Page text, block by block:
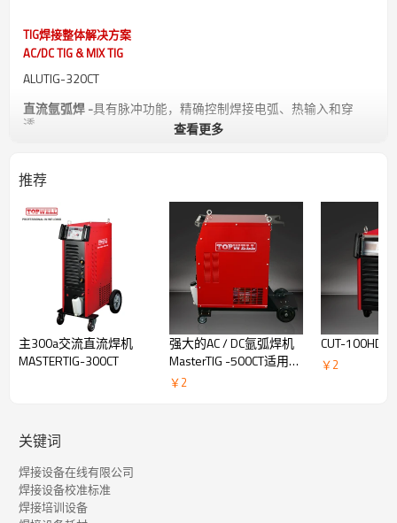
TIG焊接整体解决方案
AC/DC TIG & MIX TIG
ALUTIG-320CT
直流氩弧焊 -具有脉冲功能，精确控制焊接电弧、热输入和穿
透。
流波形控制（平衡、频率和幅度）。
在一个工作周期内同时具有交流电流和直流电流，电弧
集中度更好，熔深更深。
可靠而强大的设计 -
320A@100% 占空比，适合轻工业工作。
查看更多
推荐
主300a交流直流焊机
MASTERTIG-300CT
强大的AC / DC氩弧焊机
MasterTIG -500CT适用于
所有TIG作业
￥2
CUT-100HD
￥2
关键词
焊接设备在线有限公司
焊接设备校准标准
焊接培训设备